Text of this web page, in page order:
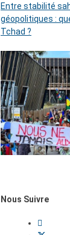
Entre stabilité
géopolitiques :
Tchad ?
Nous Suivre